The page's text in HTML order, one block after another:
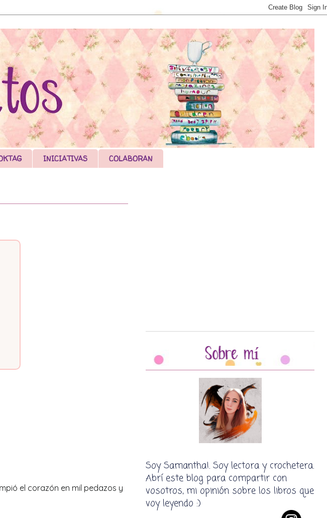
INICIATIVAS COLABORAN
el corazón en mil pedazos y
Soy Samantha!. Soy lectora y crochetera.
Abrí este blog para compartir con
vosotros, mi opinión sobre los libros que
voy leyendo :)